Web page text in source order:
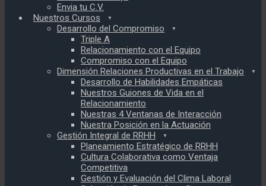
Envia tu C.V.
Nuestros Cursos
Desarrollo del Compromiso
Triple A
Relacionamiento con el Equipo
Compromiso con el Equipo
Dimensión Relaciones Productivas en el Trabajo
Desarrollo de Habilidades Empáticas
Nuestros Guiones de Vida en el
Relacionamiento
Nuestras 4 Ventanas de Interacción
Nuestra Posición en la Actuación
Gestión Integral de RRHH
Planeamiento Estratégico de RRHH
Cultura Colaborativa como Ventaja
Competitiva
Gestión y Evaluación del Clima Laboral